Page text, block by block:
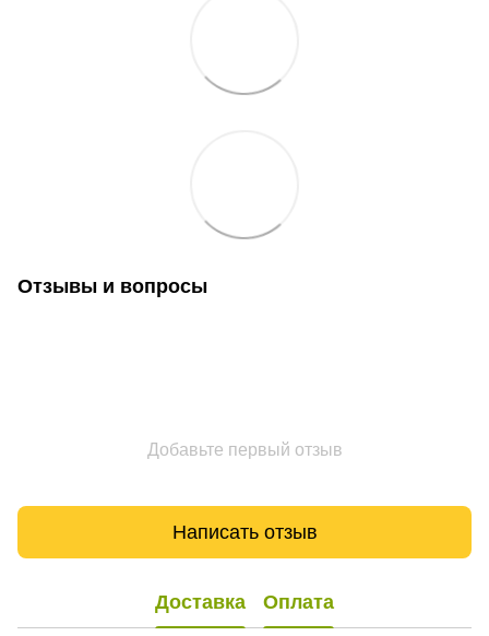
Отзывы и вопросы
Добавьте первый отзыв
Написать отзыв
Доставка Оплата